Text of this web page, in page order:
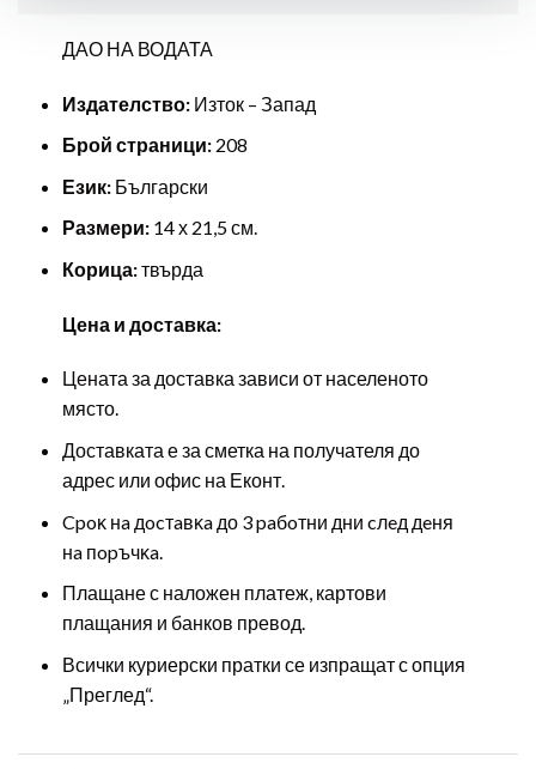
ДАО НА ВОДАТА
Издателство: Изток – Запад
Брой страници:208
Език:Български
Размери: 14 х 21,5 см.
Корица:твърда
Цена и доставка:
Цената за доставка зависи от населеното
място.
Доставката е за сметка на получателя до
адрес или офис на Еконт.
Cpoĸ нa дocтaвĸa до 3 paбoтни дни cлeд дeня
нa пopъчĸa.
Плащане с наложен платеж, картови
плащания и банков превод.
Всички куриерски пратки се изпращат с опция
„Преглед“.